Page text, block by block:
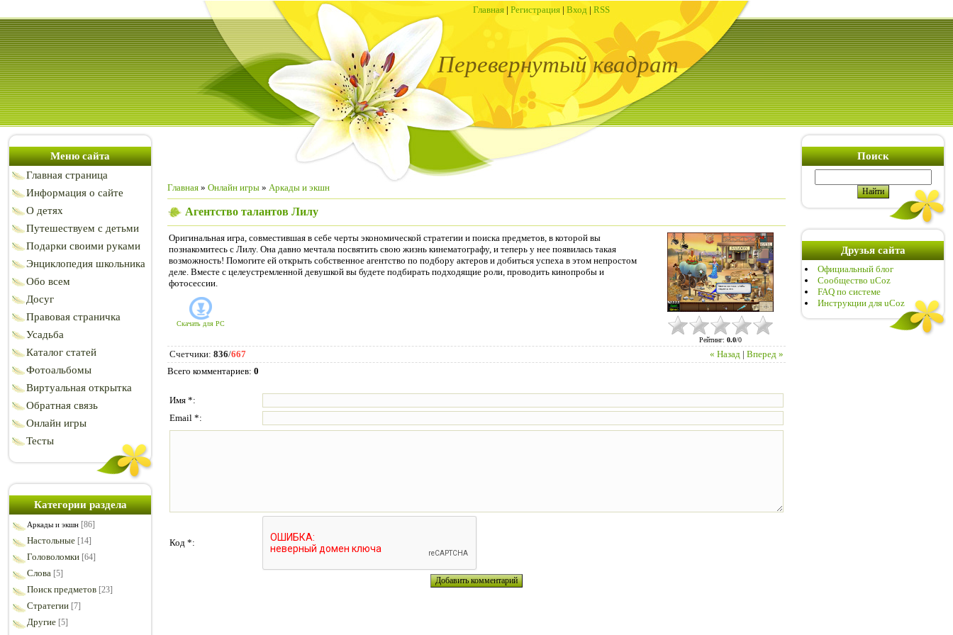
Главная | Регистрация | Вход | RSS
Перевернутый квадрат
Меню сайта
Главная страница
Информация о сайте
О детях
Путешествуем с детьми
Подарки своими руками
Энциклопедия школьника
Обо всем
Досуг
Правовая страничка
Усадьба
Каталог статей
Фотоальбомы
Виртуальная открытка
Обратная связь
Онлайн игры
Тесты
Категории раздела
Аркады и экшн [86]
Настольные [14]
Головоломки [64]
Слова [5]
Поиск предметов [23]
Стратегии [7]
Другие [5]
Главная » Онлайн игры » Аркады и экшн
Агентство талантов Лилу
Оригинальная игра, совместившая в себе черты экономической стратегии и поиска предметов, в которой вы
познакомитесь с Лилу. Она давно мечтала посвятить свою жизнь кинематографу, и теперь у нее появилась такая
возможность! Помогите ей открыть собственное агентство по подбору актеров и добиться успеха в этом непростом
деле. Вместе с целеустремленной девушкой вы будете подбирать подходящие роли, проводить кинопробы и
фотосессии.
Скачать для PC
Рейтинг: 0.0/0
« Назад | Вперед »
Счетчики: 836/667
Всего комментариев: 0
Имя *:
Email *:
Код *:
Поиск
Друзья сайта
Официальный блог
Сообщество uCoz
FAQ по системе
Инструкции для uCoz